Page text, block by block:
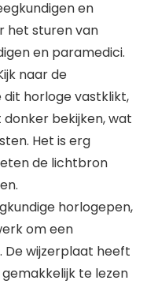
en
het sturen van
en paramedici.
naar de
horloge vastklikt,
bekijken, wat
Het is erg
de lichtbron
horlogepen,
om een
De wijzerplaat heeft
te lezen